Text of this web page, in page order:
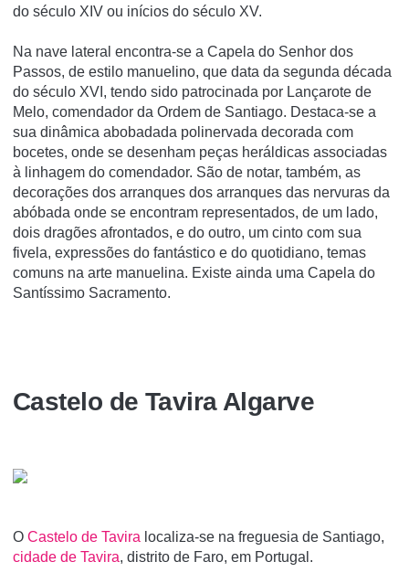
do século XIV ou iní­cios do século XV.
Na nave lateral encontra-se a Capela do Senhor dos
Passos, de estilo manuelino, que data da segunda década
do século XVI, tendo sido patrocinada por Lançarote de
Melo, comendador da Ordem de Santiago. Destaca-se a
sua dinâmica abobadada polinervada decorada com
bocetes, onde se desenham peças heráldicas associadas
à linhagem do comendador. São de notar, também, as
decorações dos arranques dos arranques das nervuras da
abóbada onde se encontram representados, de um lado,
dois dragões afrontados, e do outro, um cinto com sua
fivela, expressões do fantástico e do quotidiano, temas
comuns na arte manuelina. Existe ainda uma Capela do
Santí­ssimo Sacramento.
Castelo de Tavira Algarve
O Castelo de Tavira localiza-se na freguesia de Santiago,
cidade de Tavira, distrito de Faro, em Portugal.